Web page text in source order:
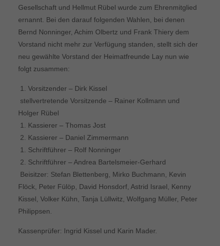
Gesellschaft und Hellmut Rübel wurde zum Ehrenmitglied
ernannt. Bei den darauf folgenden Wahlen, bei denen
Bernd Nonninger, Achim Olbertz und Frank Thiery dem
Vorstand nicht mehr zur Verfügung standen, stellt sich der
neu gewählte Vorstand der Heimatfreunde Lay nun wie
folgt zusammen:
 1. Vorsitzender – Dirk Kissel
 stellvertretende Vorsitzende – Rainer Kollmann und
Holger Rübel
 1. Kassierer – Thomas Jost
 2. Kassierer – Daniel Zimmermann
 1. Schriftführer – Rolf Nonninger
 2. Schriftführer – Andrea Bartelsmeier-Gerhard
 Beisitzer: Stefan Blettenberg, Mirko Buchmann, Kevin
Flöck, Peter Fülöp, David Honsdorf, Astrid Israel, Kenny
Kissel, Volker Kühn, Tanja Lüllwitz, Wolfgang Müller, Peter
Philippsen.
Kassenprüfer: Ingrid Kissel und Karin Mader.